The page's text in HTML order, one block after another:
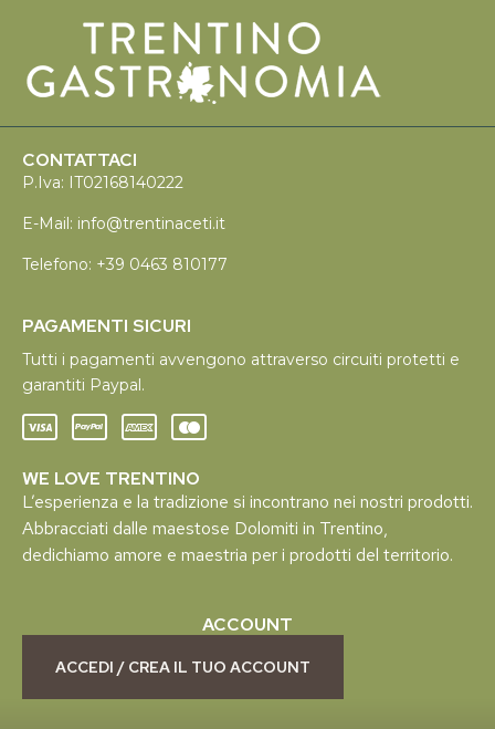
CONTATTACI
P.Iva: IT02168140222
E-Mail: info@trentinaceti.it
Telefono: +39 0463 810177
PAGAMENTI SICURI
Tutti i pagamenti avvengono attraverso circuiti protetti e
garantiti Paypal.
WE LOVE TRENTINO
L’esperienza e la tradizione si incontrano nei nostri prodotti.
Abbracciati dalle maestose Dolomiti in Trentino,
dedichiamo amore e maestria per i prodotti del territorio.
ACCOUNT
ACCEDI / CREA IL TUO ACCOUNT